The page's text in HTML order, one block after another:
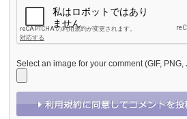
Select an image for your comment (GIF, PNG,